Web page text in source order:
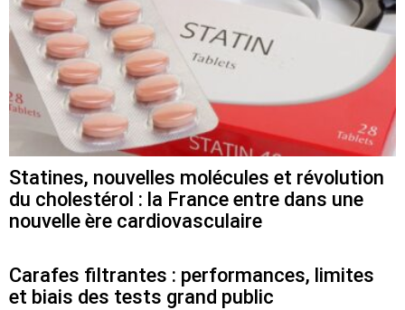
Statines, nouvelles molécules et révolution
du cholestérol : la France entre dans une
nouvelle ère cardiovasculaire
Carafes filtrantes : performances, limites
et biais des tests grand public